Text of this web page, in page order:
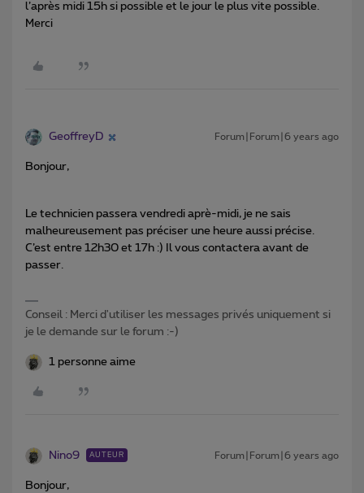
l’après midi 15h si possible et le jour le plus vite possible.
Merci
GeoffreyD Forum|Forum|6 years ago
Bonjour,
Le technicien passera vendredi aprè-midi, je ne sais
malheureusement pas préciser une heure aussi précise.
C’est entre 12h30 et 17h :) Il vous contactera avant de
passer.
Conseil : Merci d'utiliser les messages privés uniquement si
je le demande sur le forum :-)
1 personne aime
Nino9 AUTEUR Forum|Forum|6 years ago
Bonjour,